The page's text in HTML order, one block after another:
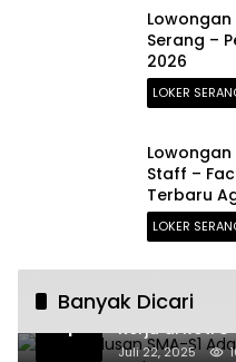
Lowongan
Serang –
2026
LOKER
Staff –
Terbaru
LOKER
Banyak Dicari
1
Untuk Lulusan
Kerja di
dan Jakarta
Juli 22, 2025